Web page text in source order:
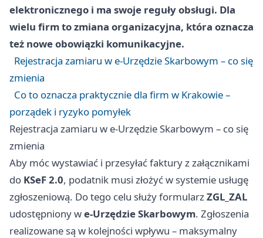
elektronicznego i ma swoje reguły obsługi. Dla
wielu firm to zmiana organizacyjna, która oznacza
też nowe obowiązki komunikacyjne.
Rejestracja zamiaru w e‑Urzędzie Skarbowym – co się
zmienia
Co to oznacza praktycznie dla firm w Krakowie –
porządek i ryzyko pomyłek
Rejestracja zamiaru w e‑Urzędzie Skarbowym – co się
zmienia
Aby móc wystawiać i przesyłać faktury z załącznikami
do KSeF 2.0, podatnik musi złożyć w systemie usługę
zgłoszeniową. Do tego celu służy formularzZGL_ZAL
udostępniony we‑Urzędzie Skarbowym. Zgłoszenia
realizowane są w kolejności wpływu – maksymalny